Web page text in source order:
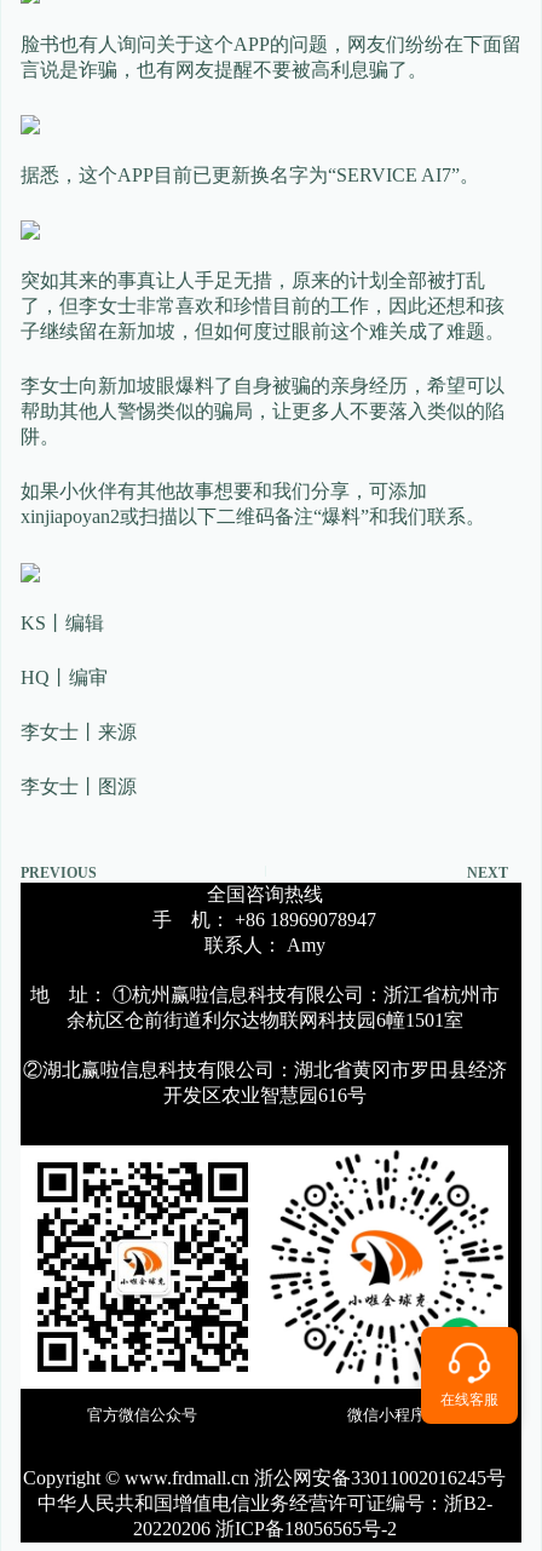
脸书也有人询问关于这个APP的问题，网友们纷纷在下面留
言说是诈骗，也有网友提醒不要被高利息骗了。
据悉，这个APP目前已更新换名字为“SERVICE AI7”。
突如其来的事真让人手足无措，原来的计划全部被打乱
了，但李女士非常喜欢和珍惜目前的工作，因此还想和孩
子继续留在新加坡，但如何度过眼前这个难关成了难题。
李女士向新加坡眼爆料了自身被骗的亲身经历，希望可以
帮助其他人警惕类似的骗局，让更多人不要落入类似的陷
阱。
如果小伙伴有其他故事想要和我们分享，可添加
xinjiapoyan2或扫描以下二维码备注“爆料”和我们联系。
KS丨编辑
HQ丨编审
李女士丨来源
李女士丨图源
PREVIOUS NEXT
全国咨询热线
手 机： +86 18969078947
联系人： Amy
地 址： ①杭州赢啦信息科技有限公司：浙江省杭州市
余杭区仓前街道利尔达物联网科技园6幢1501室
②湖北赢啦信息科技有限公司：湖北省黄冈市罗田县经济
开发区农业智慧园616号
官方微信公众号 微信小程序
在线客服
Copyright © www.frdmall.cn 浙公网安备33011002016245号
中华人民共和国增值电信业务经营许可证编号： 浙B2-
20220206 浙ICP备18056565号-2